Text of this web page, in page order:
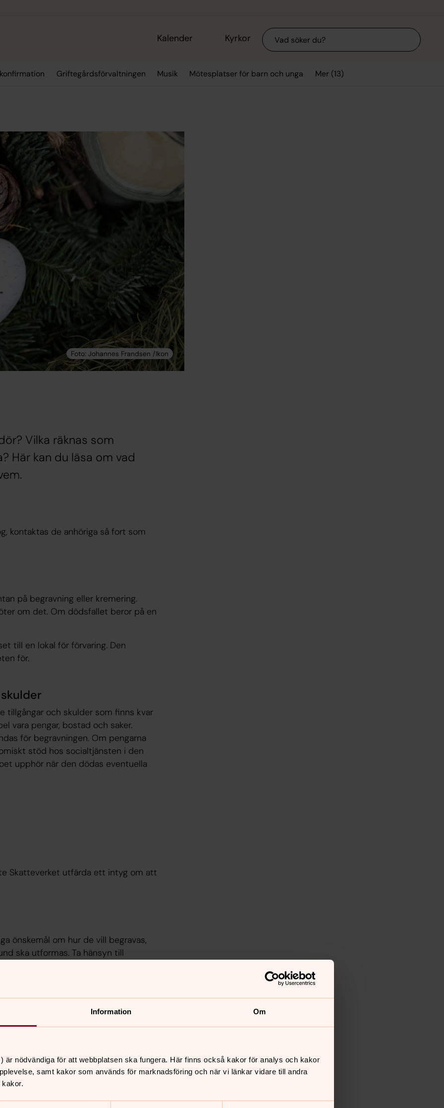
Information Om
är nödvändiga för att webbplatsen ska fungera. Här finns också kakor för analys och kakor
samt kakor som används för marknadsföring och när vi länkar vidare till andra
Kalender Kyrkor Sök
Griftegårdsförvaltningen Musik Mötesplatser för barn och unga Mer (13)
Vilka räknas som
Här kan du läsa om vad
kontaktas de anhöriga så fort som
på begravning eller kremering.
om det. Om dödsfallet beror på en
till en lokal för förvaring. Den
för.
tillgångar och skulder som finns kvar
vara pengar, bostad och saker.
för begravningen. Om pengarna
stöd hos socialtjänsten i den
upphör när den dödas eventuella
Skatteverket utfärda ett intyg om att
önskemål om hur de vill begravas,
ska utformas. Ta hänsyn till
för begravningen. Om det inte
är kommunen skyldig att göra det.
kremera. Det måste ske inom en
begravas